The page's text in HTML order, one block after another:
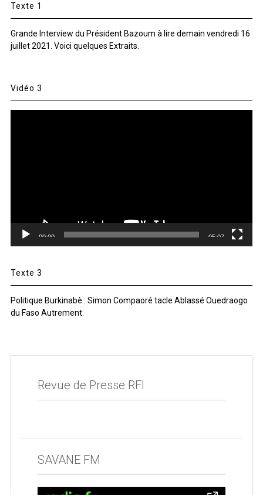
Texte 1
Grande Interview du Président Bazoum à lire demain vendredi 16
juillet 2021. Voici quelques Extraits.
Vidéo 3
00:00 05:07
Texte 3
Politique Burkinabè : Simon Compaoré tacle Ablassé Ouedraogo
du Faso Autrement.
Revue de Presse RFI
SAVANE FM